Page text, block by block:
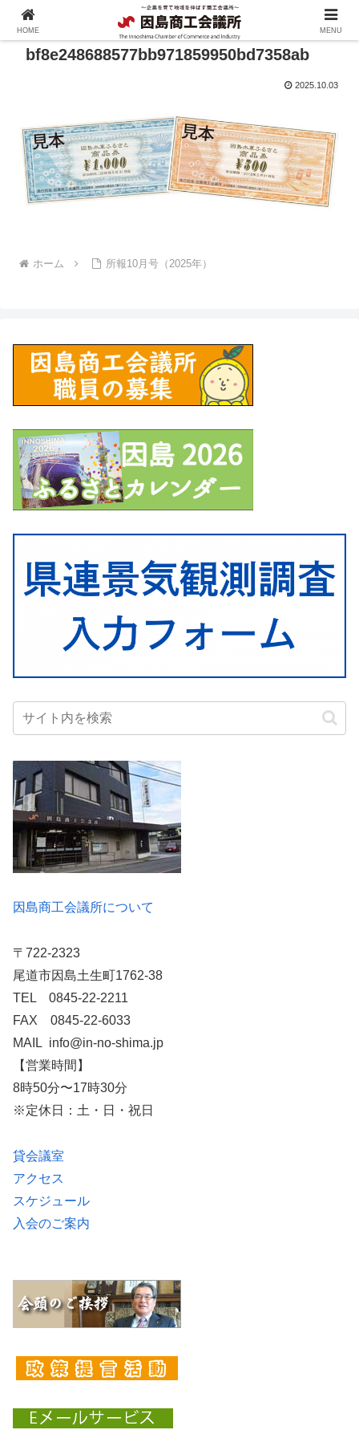
bf8e248688577bb971859950bd7358ab
2025.10.03
ホーム 所報10月号（2025年）
因島商工会議所について
〒722-2323
尾道市因島土生町1762-38
TEL 0845-22-2211
FAX 0845-22-6033
MAIL info@in-no-shima.jp
【営業時間】
8時50分〜17時30分
※定休日：土・日・祝日
貸会議室
アクセス
スケジュール
入会のご案内
HOME MENU